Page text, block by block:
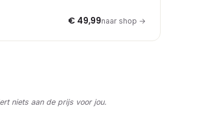
€ 49,99naar shop →
niets aan de prijs voor jou.